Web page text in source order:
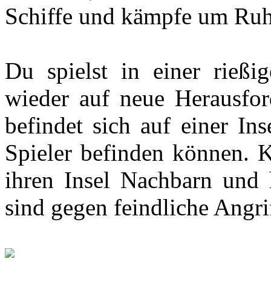
Schiffe und kämpfe um
Du spielst in einer
wieder auf neue
befindet sich auf einer
Spieler befinden können.
ihren Insel Nachbarn und
sind gegen feindliche